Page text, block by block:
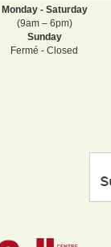
Monday - Saturday
(9am – 6pm)
Sunday
Fermé - Closed